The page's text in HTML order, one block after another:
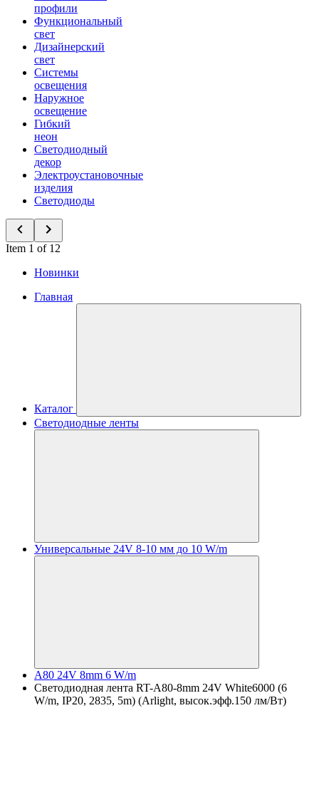
профили
Функциональный
свет
Дизайнерский
свет
Системы
освещения
Наружное
освещение
Гибкий
неон
Светодиодный
декор
Электроустановочные
изделия
Светодиоды
Item 1 of 12
Новинки
Главная
Каталог
Светодиодные ленты
Универсальные 24V 8-10 мм до 10 W/m
A80 24V 8mm 6 W/m
Светодиодная лента RT-A80-8mm 24V White6000 (6
W/m, IP20, 2835, 5m) (Arlight, высок.эфф.150 лм/Вт)